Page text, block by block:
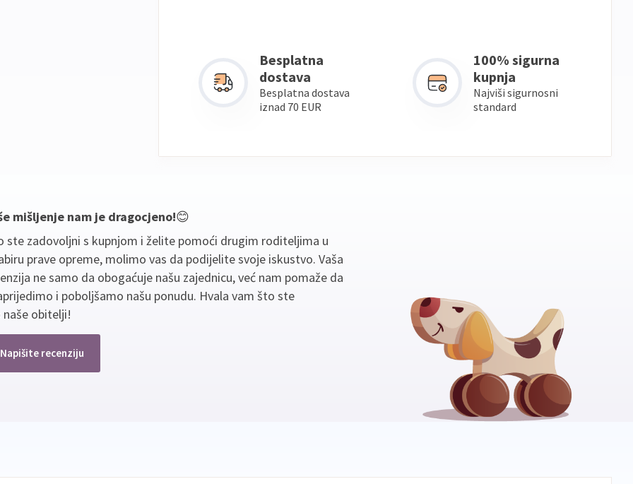
Besplatna
dostava
Besplatna dostava
iznad 70 EUR
100% sigurna
kupnja
Najviši sigurnosni
standard
mišljenje nam je dragocjeno!😊
ste zadovoljni s kupnjom i želite pomoći drugim roditeljima u
prave opreme, molimo vas da podijelite svoje iskustvo. Vaša
ne samo da obogaćuje našu zajednicu, već nam pomaže da
i poboljšamo našu ponudu. Hvala vam što ste
naše obitelji!
Napišite recenziju